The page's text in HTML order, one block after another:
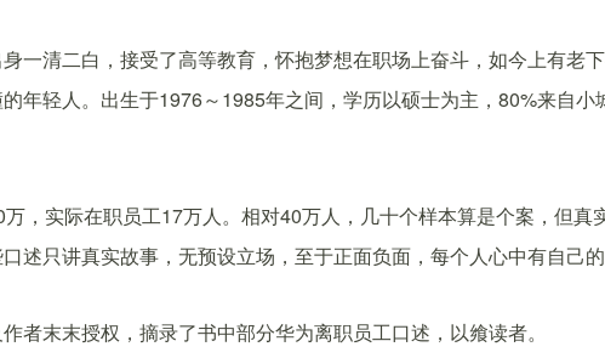
一清二白，接受了高等教育，怀抱梦想在职场上奋斗，如今上有老
年轻人。出生于1976～1985年之间，学历以硕士为主，80%来自小
，实际在职员工17万人。相对40万人，几十个样本算是个案，但真
述只讲真实故事，无预设立场，至于正面负面，每个人心中有自己的
者末末授权，摘录了书中部分华为离职员工口述，以飨读者。